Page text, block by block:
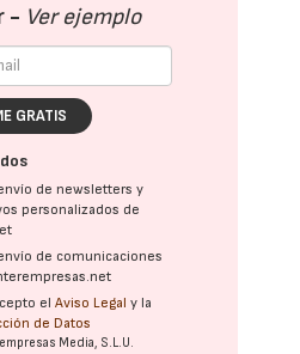
- Ver ejemplo
GRATIS
de newsletters y
personalizados de
de comunicaciones
elAviso Legal y la
de Datos
Media, S.L.U.